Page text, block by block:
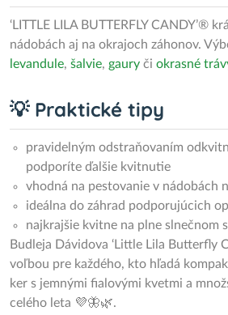
‘LITTLE LILA BUTTERFLY CANDY’®
nádobách aj na okrajoch záhonov.
levandule, šalvie, gaury či okrasné
💡 Praktické tipy
pravidelným odstraňovaním
podporíte ďalšie kvitnutie
vhodná na pestovanie v nádobách
ideálna do záhrad podporujúcich
najkrajšie kvitne na plne slnečnom
Budleja Dávidova ‘Little Lila Butterfly
voľbou pre každého, kto hľadá
ker s jemnými fialovými kvetmi a
celého leta 💜🦋🌿.